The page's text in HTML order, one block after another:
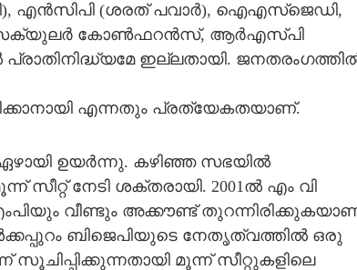
(ശരത് പവാര്‍), ഐഎസ്ജെഡി,
കോണ്‍ഫറന്‍സ്, ആര്‍എസ്പി
ഇല്ലതായി.
എന്നതും പ്രത്യേകതയാണ്.
ഉയര്‍ന്നു. കഴിഞ്ഞ സഭയില്‍
നേടി ശക്തരായി. 2001ല്‍ എം വി
വീണ്ടും അക്കൗണ്ട്
ബിജെപിയുടെ നേതൃത്വത്തില്‍ ഒരു
സൂചിപ്പിക്കുന്നതായി മൂന്ന് സീറ്റുകളിലെ